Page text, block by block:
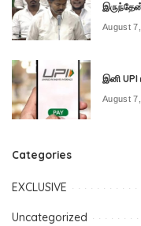
August
இனி
August
Categories
EXCLUSIVE
Uncategorized